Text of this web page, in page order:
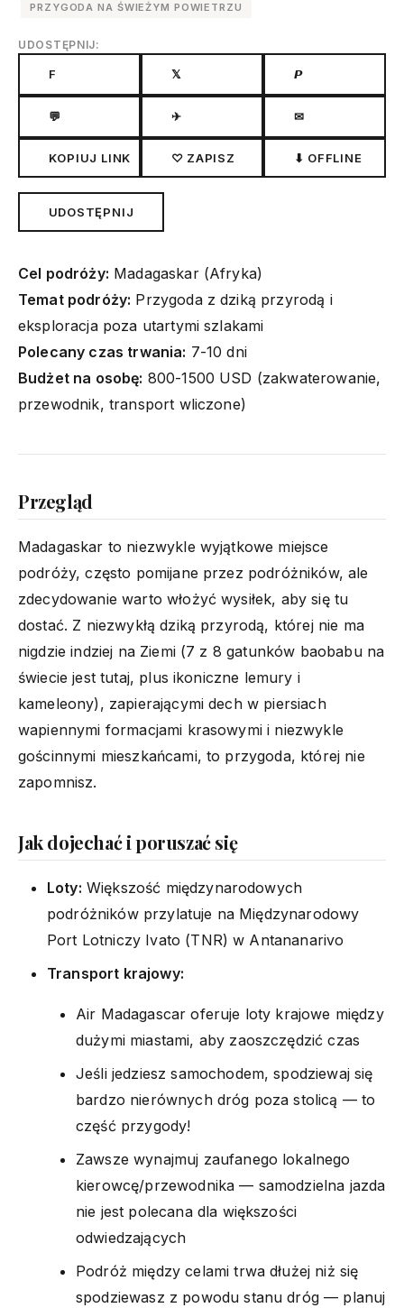
PRZYGODA NA ŚWIEŻYM POWIETRZU
UDOSTĘPNIJ:
F 𝕏 𝙋
💬 ✈ ✉
KOPIUJ LINK ♡ ZAPISZ ⬇ OFFLINE
UDOSTĘPNIJ
Cel podróży: Madagaskar (Afryka)
Temat podróży: Przygoda z dziką przyrodą i
eksploracja poza utartymi szlakami
Polecany czas trwania: 7-10 dni
Budżet na osobę: 800-1500 USD (zakwaterowanie,
przewodnik, transport wliczone)
Przegląd
Madagaskar to niezwykle wyjątkowe miejsce
podróży, często pomijane przez podróżników, ale
zdecydowanie warto włożyć wysiłek, aby się tu
dostać. Z niezwykłą dziką przyrodą, której nie ma
nigdzie indziej na Ziemi (7 z 8 gatunków baobabu na
świecie jest tutaj, plus ikoniczne lemury i
kameleony), zapierającymi dech w piersiach
wapiennymi formacjami krasowymi i niezwykle
gościnnymi mieszkańcami, to przygoda, której nie
zapomnisz.
Jak dojechać i poruszać się
Loty: Większość międzynarodowych
podróżników przylatuje na Międzynarodowy
Port Lotniczy Ivato (TNR) w Antananarivo
Transport krajowy:
Air Madagascar oferuje loty krajowe między
dużymi miastami, aby zaoszczędzić czas
Jeśli jedziesz samochodem, spodziewaj się
bardzo nierównych dróg poza stolicą — to
część przygody!
Zawsze wynajmuj zaufanego lokalnego
kierowcę/przewodnika — samodzielna jazda
nie jest polecana dla większości
odwiedzających
Podróż między celami trwa dłużej niż się
spodziewasz z powodu stanu dróg — planuj